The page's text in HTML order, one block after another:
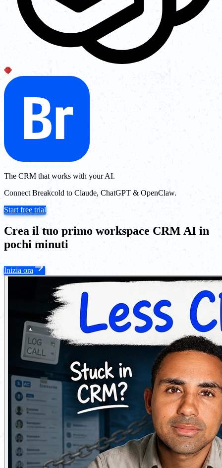
The CRM that works with your AI.
Connect Breakcold to Claude, ChatGPT & OpenClaw.
Start free trial
Crea il tuo primo workspace CRM AI in
pochi minuti
Inizia ora